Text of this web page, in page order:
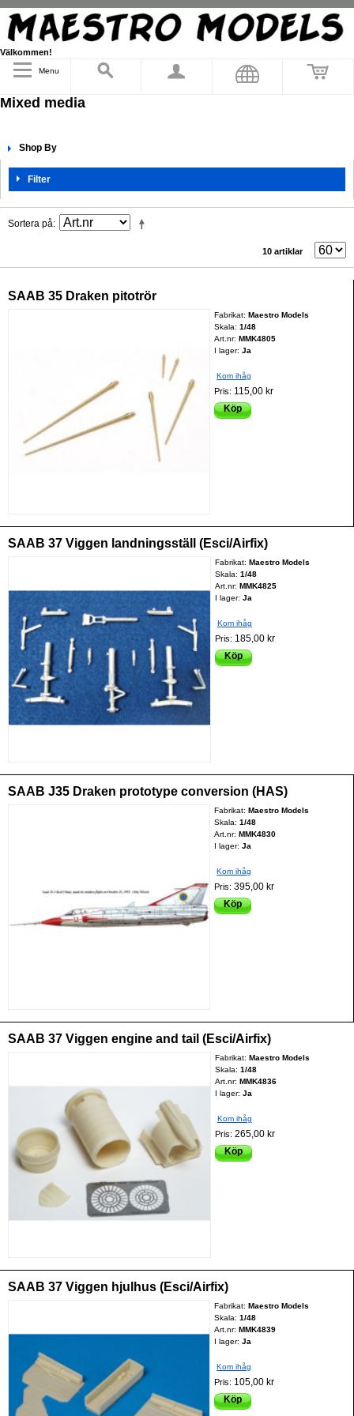
Välkommen!
Menu
Mixed media
Shop By
Filter
Sortera på
10 artiklar
SAAB 35 Draken pitotrör
Fabrikat:Maestro Models
Skala:1/48
Art.nr:MMK4805
I lager: Ja
Kom ihåg
Pris: 115,00 kr
Köp
SAAB 37 Viggen landningsställ (Esci/Airfix)
Fabrikat: Maestro Models
Skala: 1/48
Art.nr: MMK4825
I lager: Ja
Kom ihåg
Pris: 185,00 kr
Köp
SAAB J35 Draken prototype conversion (HAS)
Fabrikat:Maestro Models
Skala:1/48
Art.nr:MMK4830
I lager: Ja
Kom ihåg
Pris:395,00 kr
Köp
SAAB 37 Viggen engine and tail (Esci/Airfix)
Fabrikat: Maestro Models
Skala: 1/48
Art.nr: MMK4836
I lager: Ja
Kom ihåg
Pris: 265,00 kr
Köp
SAAB 37 Viggen hjulhus (Esci/Airfix)
Fabrikat:Maestro Models
Skala:1/48
Art.nr:MMK4839
I lager: Ja
Kom ihåg
Pris: 105,00 kr
Köp